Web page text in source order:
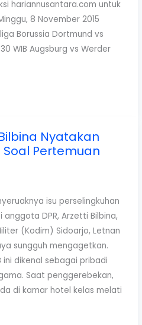
hariannusantara.com untuk
8 November 2015
Borussia Dortmund vs
WIB Augsburg vs Werder
Nyatakan
Soal Pertemuan
isu perselingkuhan
DPR, Arzetti Bilbina,
(Kodim) Sidoarjo, Letnan
sungguh mengagetkan.
ini dikenal sebagai pribadi
Saat penggerebekan,
di kamar hotel kelas melati